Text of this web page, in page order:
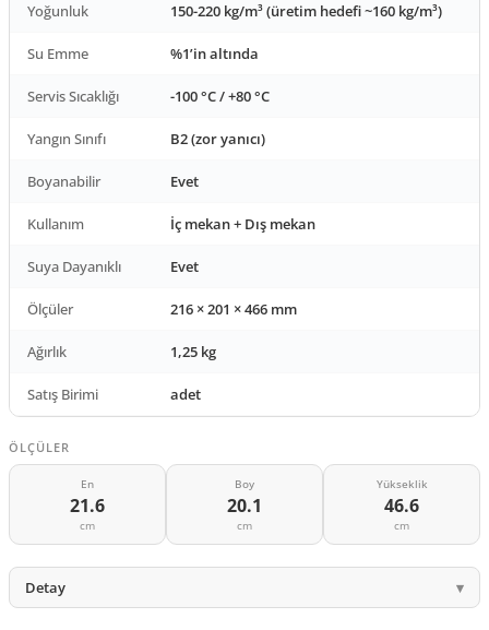
Yoğunluk 150-220 kg/m³ (üretim hedefi ~160 kg/m³)
Su Emme %1’in altında
Servis Sıcaklığı -100 °C / +80 °C
Yangın Sınıfı B2 (zor yanıcı)
Boyanabilir Evet
Kullanım İç mekan + Dış mekan
Suya Dayanıklı Evet
Ölçüler 216 × 201 × 466 mm
Ağırlık 1,25 kg
Satış Birimi adet
ÖLÇÜLER
En
21.6
cm
Boy
20.1
cm
Yükseklik
46.6
cm
Detay